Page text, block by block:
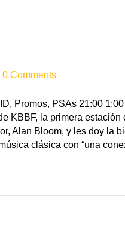
0 Comments
Promos, PSAs 21:00
KBBF, la primera
Alan Bloom, y les doy la
clásica con “una